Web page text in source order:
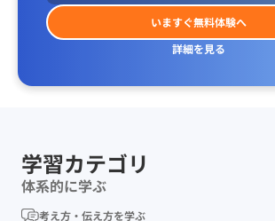
いますぐ無料体験へ
詳細を見る
学習カテゴリ
体系的に学ぶ
考え方・伝え方を学ぶ